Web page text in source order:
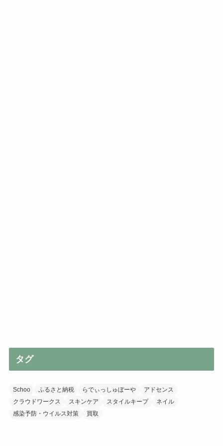
タグ
Schoo ふるさと納税 らでぃっしゅぼーや
アドセンス
クラウドワークス
スキンケア スタイルキープ
ネイル
感染予防・ウイルス対策
買取